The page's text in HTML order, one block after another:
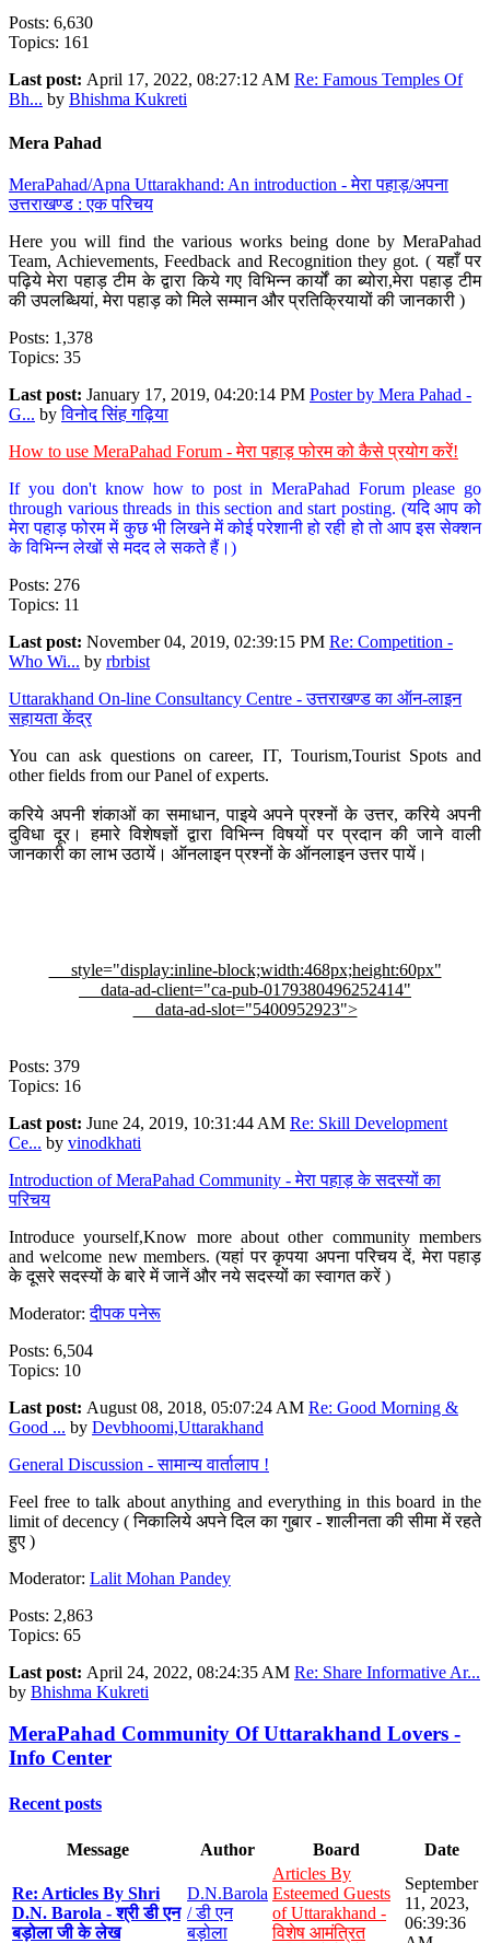
Posts: 6,630
Topics: 161
Last post: April 17, 2022, 08:27:12 AM Re: Famous Temples Of
Bh... by Bhishma Kukreti
Mera Pahad
MeraPahad/Apna Uttarakhand: An introduction - मेरा पहाड़/अपना
उत्तराखण्ड : एक परिचय
Here you will find the various works being done by MeraPahad
Team, Achievements, Feedback and Recognition they got. ( यहाँ पर
पढ़िये मेरा पहाड़ टीम के द्वारा किये गए विभिन्न कार्यों का ब्योरा,मेरा पहाड़ टीम
की उपलब्धियां, मेरा पहाड़ को मिले सम्मान और प्रतिक्रियायों की जानकारी )
Posts: 1,378
Topics: 35
Last post: January 17, 2019, 04:20:14 PM Poster by Mera Pahad -
G... byविनोद सिंह गढ़िया
How to use MeraPahad Forum - मेरा पहाड़ फोरम को कैसे प्रयोग करें!
If you don't know how to post in MeraPahad Forum please go
through various threads in this section and start posting. (यदि आप को
मेरा पहाड़ फोरम में कुछ भी लिखने में कोई परेशानी हो रही हो तो आप इस सेक्शन
के विभिन्न लेखों से मदद ले सकते हैं।)
Posts: 276
Topics: 11
Last post: November 04, 2019, 02:39:15 PM Re: Competition -
Who Wi... by rbrbist
Uttarakhand On-line Consultancy Centre - उत्तराखण्ड का ऑन-लाइन
सहायता केंद्र
You can ask questions on career, IT, Tourism,Tourist Spots and
other fields from our Panel of experts.
करिये अपनी शंकाओं का समाधान, पाइये अपने प्रश्नों के उत्तर, करिये अपनी
दुविधा दूर। हमारे विशेषज्ञों द्वारा विभिन्न विषयों पर प्रदान की जाने वाली
जानकारी का लाभ उठायें। ऑनलाइन प्रश्नों के ऑनलाइन उत्तर पायें।
style="display:inline-block;width:468px;height:60px"
data-ad-client="ca-pub-0179380496252414"
data-ad-slot="5400952923">
Posts: 379
Topics: 16
Last post: June 24, 2019, 10:31:44 AM Re: Skill Development
Ce... by vinodkhati
Introduction of MeraPahad Community - मेरा पहाड़ के सदस्यों का
परिचय
Introduce yourself,Know more about other community members
and welcome new members. (यहां पर कृपया अपना परिचय दें, मेरा पहाड़
के दूसरे सदस्यों के बारे में जानें और नये सदस्यों का स्वागत करें )
Moderator:दीपक पनेरू
Posts: 6,504
Topics: 10
Last post: August 08, 2018, 05:07:24 AM Re: Good Morning &
Good ... by Devbhoomi,Uttarakhand
General Discussion - सामान्य वार्तालाप !
Feel free to talk about anything and everything in this board in the
limit of decency ( निकालिये अपने दिल का गुबार - शालीनता की सीमा में रहते
हुए )
Moderator: Lalit Mohan Pandey
Posts: 2,863
Topics: 65
Last post: April 24, 2022, 08:24:35 AM Re: Share Informative Ar...
by Bhishma Kukreti
MeraPahad Community Of Uttarakhand Lovers -
Info Center
Recent posts
Message Author Board Date
Re: Articles By Shri
D.N. Barola - श्री डी एन
बड़ोला जी के लेख
D.N.Barola
/ डी एन
बड़ोला
Articles By
Esteemed Guests
of Uttarakhand -
विशेष आमंत्रित
September
11, 2023,
06:39:36